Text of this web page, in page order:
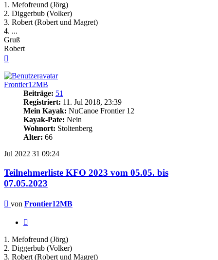
1. Mefofreund (Jörg)
2. Diggerbub (Volker)
3. Robert (Robert und Magret)
4. ...
Gruß
Robert
Frontier12MB
Beiträge: 51
Registriert: 11. Jul 2018, 23:39
Mein Kayak: NuCanoe Frontier 12
Kayak-Pate: Nein
Wohnort: Stoltenberg
Alter: 66
Jul 2022 31 09:24
Teilnehmerliste KFO 2023 vom 05.05. bis
07.05.2023
Beitrag
von Frontier12MB
1. Mefofreund (Jörg)
2. Diggerbub (Volker)
3. Robert (Robert und Magret)